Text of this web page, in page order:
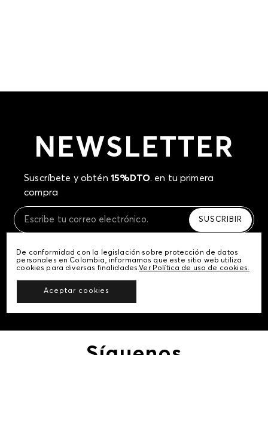
NEWSLETTER
Suscríbete y obtén 15%DTO. en tu primera
compra
SUSCRIBIR
acuerdo a las finalidades de su política de tratamiento de datos
personales‎(Consúltala aquí)
Certifico que he sido informado sobre los términos y condiciones de la
página web‎(Consúltal aquí los términos y condiciones)
Síguenos
De conformidad con la legislación sobre protección de datos
personales en Colombia, informamos que este sitio web utiliza
cookies para diversas finalidades.Ver Política de uso de cookies.
Aceptar cookies